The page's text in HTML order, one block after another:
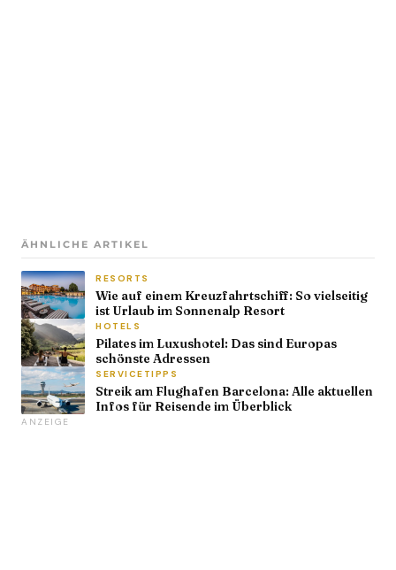
ÄHNLICHE ARTIKEL
RESORTS
Wie auf einem Kreuzfahrtschiff: So vielseitig
ist Urlaub im Sonnenalp Resort
HOTELS
Pilates im Luxushotel: Das sind Europas
schönste Adressen
SERVICETIPPS
Streik am Flughafen Barcelona: Alle aktuellen
Infos für Reisende im Überblick
ANZEIGE